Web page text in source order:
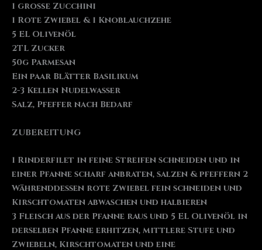
1 große Zucchini
1 Rote Zwiebel & 1 Knoblauchzehe
5 EL Olivenöl
2TL Zucker
50g Parmesan
Ein paar Blätter Basilikum
2-3 Kellen Nudelwasser
Salz, Pfeffer nach Bedarf
ZUBEREITUNG
1 Rinderfilet in feine Streifen schneiden und in
einer Pfanne scharf anbraten, salzen & pfeffern 2
Währenddessen rote Zwiebel fein schneiden und
Kirschtomaten abwaschen und halbieren
3 Fleisch aus der Pfanne raus und 5 EL Olivenöl in
derselben Pfanne erhitzen, mittlere Stufe und
Zwiebeln, Kirschtomaten und eine